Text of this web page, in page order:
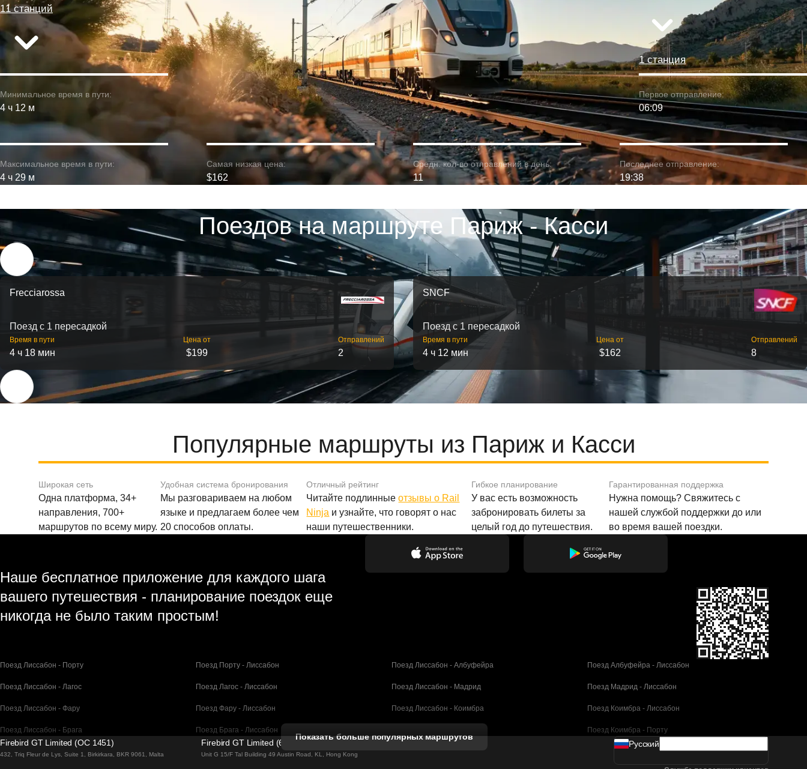
11 станций
1 станция
Минимальное время в пути:
4 ч 12 м
Первое отправление:
06:09
Максимальное время в пути:
4 ч 29 м
Самая низкая цена:
$162
Средн. кол-во отправлений в день:
11
Последнее отправление:
19:38
Поездов на маршруте Париж - Касси
Frecciarossa
Поезд с 1 пересадкой
Время в пути
4 ч 18 мин
Цена от
$199
Отправлений
2
SNCF
Поезд с 1 пересадкой
Время в пути
4 ч 12 мин
Цена от
$162
Отправлений
8
Популярные маршруты из Париж и Касси
Широкая сеть
Одна платформа, 34+
направления, 700+
маршрутов по всему миру.
Удобная система бронирования
Мы разговариваем на любом
языке и предлагаем более чем
20 способов оплаты.
Отличный рейтинг
Читайте подлинныеотзывы о Rail
Ninja и узнайте, что говорят о нас
наши путешественники.
Гибкое планирование
У вас есть возможность
забронировать билеты за
целый год до путешествия.
Гарантированная поддержка
Нужна помощь? Свяжитесь с
нашей службой поддержки до или
во время вашей поездки.
Наше бесплатное приложение для каждого шага
вашего путешествия - планирование поездок еще
никогда не было таким простым!
Поезд Лиссабон - Порту Поезд Порту - Лиссабон Поезд Лиссабон - Албуфейра Поезд Албуфейра - Лиссабон
Поезд Лиссабон - Лагос Поезд Лагос - Лиссабон Поезд Лиссабон - Мадрид Поезд Мадрид - Лиссабон
Поезд Лиссабон - Фару Поезд Фару - Лиссабон Поезд Лиссабон - Коимбра Поезд Коимбра - Лиссабон
Поезд Лиссабон - Брага Поезд Брага - Лиссабон Поезд Коимбра - Порту
Поезд Барселона - Мадрид Поезд Мадрид - Барселона Поезд Валенсия - Барселона
Показать больше популярных маршрутов
Firebird GT Limited (OC 1451)
432, Triq Fleur de Lys, Suite 1, Birkirkara, BKR 9061, Malta
Firebird GT Limited (61211989)
Unit G 15/F Tal Building 49 Austin Road, KL, Hong Kong
Pусский